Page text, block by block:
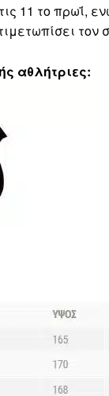
11 το πρωΐ,
τον
αθλήτριες: